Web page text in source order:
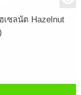
เซลนัต Hazelnut